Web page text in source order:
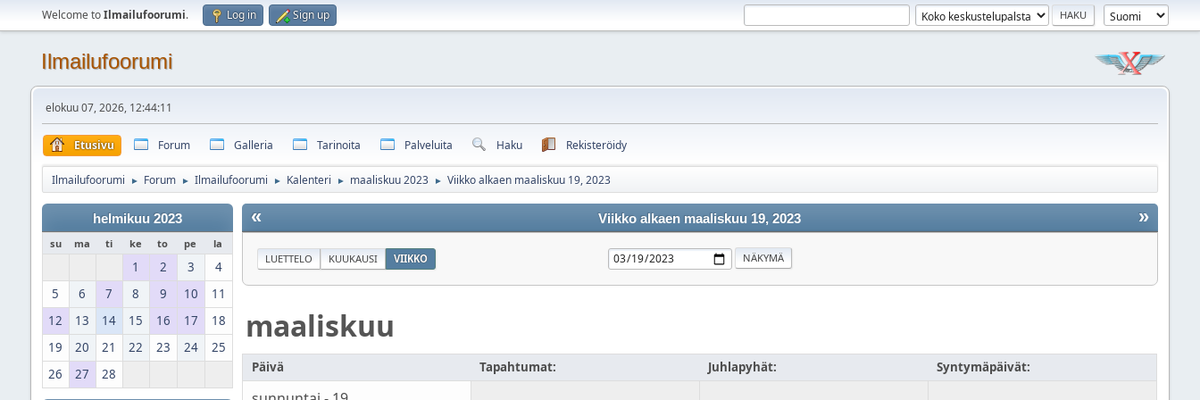
Welcome toIlmailufoorumi. Log in Sign up
Ilmailufoorumi
elokuu 07, 2026, 12:44:11
Etusivu Forum Galleria Tarinoita Palveluita Haku Rekisteröidy
Ilmailufoorumi ► Forum ► Ilmailufoorumi ► Kalenteri ► maaliskuu 2023 ► Viikko alkaen maaliskuu 19, 2023
helmikuu 2023
su ma ti ke to pe la
1 2 3
4
5
6 7 8 9 10
11
12
13 14 15 16 17
18
19
20 21 22 23 24
25
26
27 28
« »
Viikko alkaen maaliskuu 19, 2023
LUETTELO KUUKAUSI VIIKKO
maaliskuu
Päivä Tapahtumat: Juhlapyhät: Syntymäpäivät: